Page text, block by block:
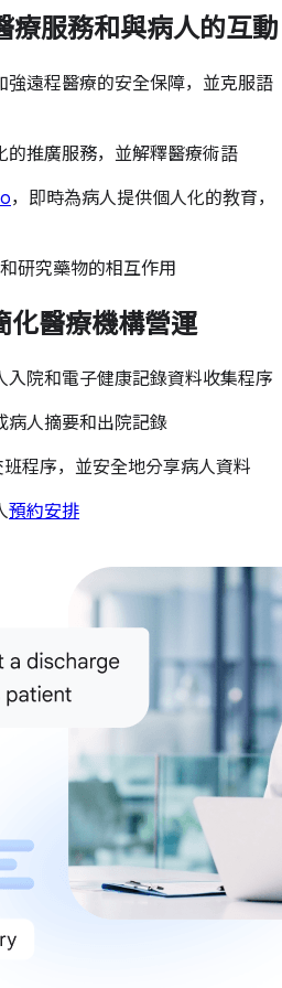
療服務和與病人的互動
強遠程醫療的安全保障，並克服語
的推廣服務，並解釋醫療術語
，即時為病人提供個人化的教育，
研究藥物的相互作用
化醫療機構營運
入院和電子健康記錄資料收集程序
病人摘要和出院記錄
程序，並安全地分享病人資料
預約安排